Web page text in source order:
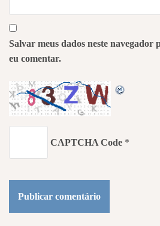
Salvar meus dados neste navegador
eu comentar.
CAPTCHA Code *